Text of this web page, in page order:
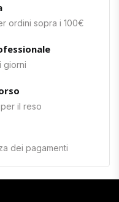
ordini sopra i 100€
giorni
il reso
dei pagamenti